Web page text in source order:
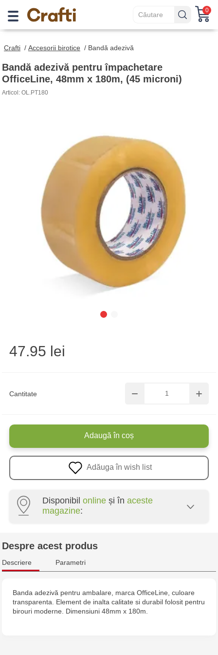
0
Crafti / Accesorii birotice / Bandă adezivă
Bandă adezivă pentru împachetare
OfficeLine, 48mm x 180m, (45 microni)
Articol: OL.PT180
Cantitate
47.95 lei
Adaugă în coș
Adăuga în wish list
Disponibil online și în aceste
magazine:
Crafti Botanica - bd. Decebal, 139
Crafti Buiucani - str. Alba Iulia, 77/18
Despre acest produs
Descriere Parametri
Banda adezivă pentru ambalare, marca OfficeLine, culoare
transparenta. Element de inalta calitate si durabil folosit pentru
birouri moderne. Dimensiuni 48mm x 180m.